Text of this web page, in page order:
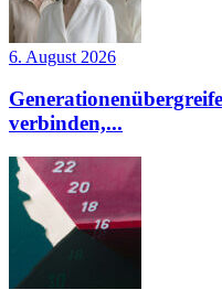
6. August 2026
verbinden,...